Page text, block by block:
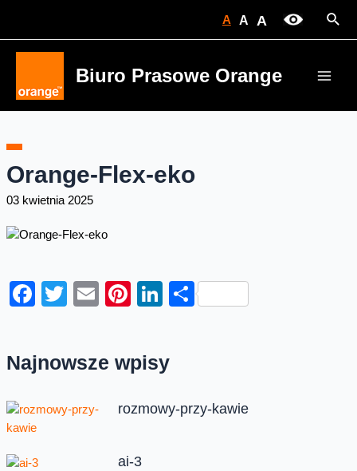
A A A
Biuro Prasowe Orange
Orange-Flex-eko
03 kwietnia 2025
Facebook
Twitter
EmailPinterest
LinkedIn
Share
Najnowsze wpisy
rozmowy-przy-kawie
ai-3